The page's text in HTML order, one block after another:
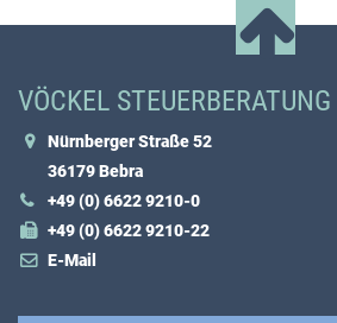
VÖCKEL STEUERBERATUNG
Nürnberger Straße 52
36179 Bebra
+49 (0) 6622 9210-0
+49 (0) 6622 9210-22
E-Mail